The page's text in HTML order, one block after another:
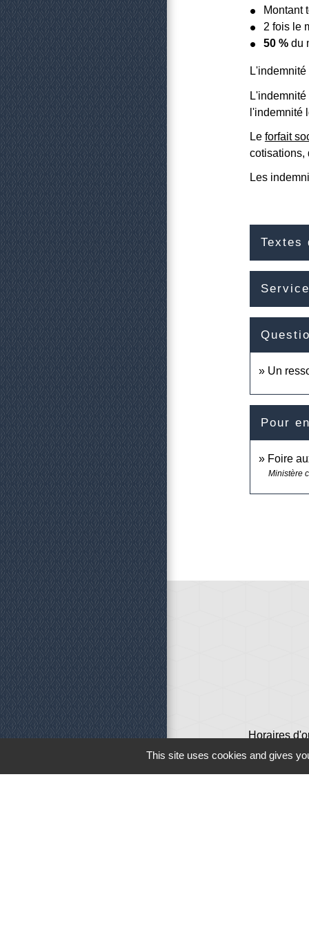
Montant
2 fois le
50 %du
l'indemnité
Le forfait
cotisations,
Les
Textes
Un
Pour
Foire
Ministère
Horaires
This site uses cookies and gives